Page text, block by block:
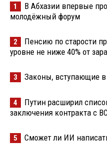
1
В Абхазии впервые
молодёжный форум
2
Пенсию по старости
уровне не ниже 40% от
3 Законы, вступающие в
4
Путин расширил
заключения контракта с
5 Сможет ли ИИ